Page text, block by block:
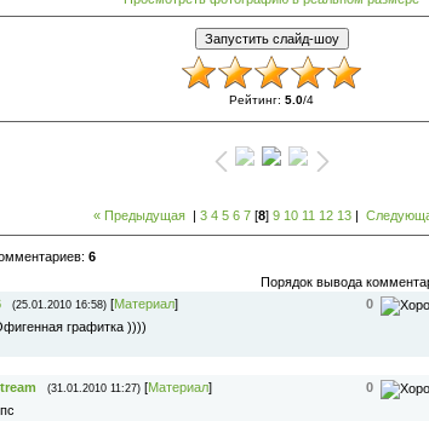
Рейтинг: 5.0/4
« Предыдущая| 3 4 5 6 7[8] 9 10 11 12 13|
: 6
Порядок вывода
0
(25.01.2010 16:58)[Материал]
графитка ))))
0
(31.01.2010 11:27)[Материал]